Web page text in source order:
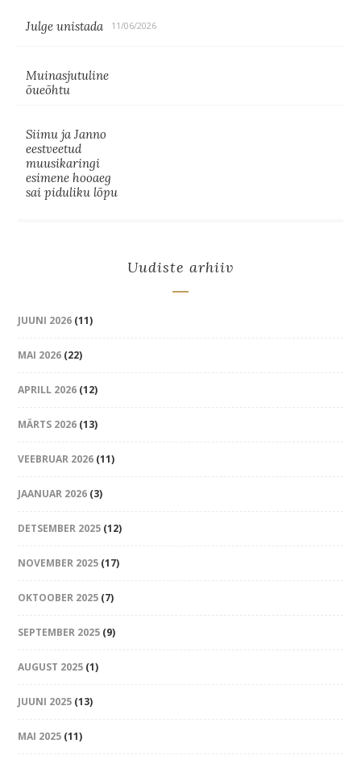
Julge unistada 11/06/2026
Muinasjutuline
õueõhtu
Siimu ja Janno
eestveetud
muusikaringi
esimene hooaeg
sai piduliku lõpu
Uudiste arhiiv
JUUNI 2026 (11)
MAI 2026 (22)
APRILL 2026 (12)
MÄRTS 2026 (13)
VEEBRUAR 2026 (11)
JAANUAR 2026 (3)
DETSEMBER 2025 (12)
NOVEMBER 2025 (17)
OKTOOBER 2025 (7)
SEPTEMBER 2025 (9)
AUGUST 2025 (1)
JUUNI 2025 (13)
MAI 2025 (11)